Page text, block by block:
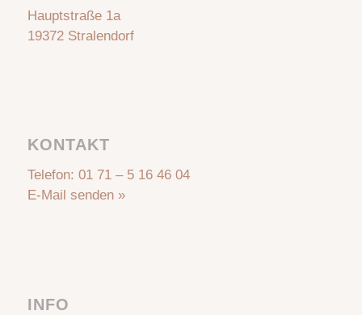
Hauptstraße 1a
19372 Stralendorf
KONTAKT
Telefon: 01 71 – 5 16 46 04
E-Mail senden »
INFO